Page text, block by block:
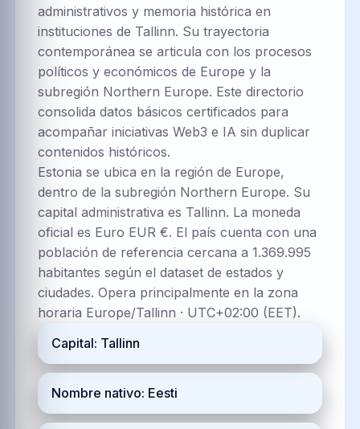
administrativos y memoria histórica en
instituciones de Tallinn. Su trayectoria
contemporánea se articula con los procesos
políticos y económicos de Europe y la
subregión Northern Europe. Este directorio
consolida datos básicos certificados para
acompañar iniciativas Web3 e IA sin duplicar
contenidos históricos.
Estonia se ubica en la región de Europe,
dentro de la subregión Northern Europe. Su
capital administrativa es Tallinn. La moneda
oficial es Euro EUR €. El país cuenta con una
población de referencia cercana a 1.369.995
habitantes según el dataset de estados y
ciudades. Opera principalmente en la zona
horaria Europe/Tallinn · UTC+02:00 (EET).
Capital: Tallinn
Nombre nativo: Eesti